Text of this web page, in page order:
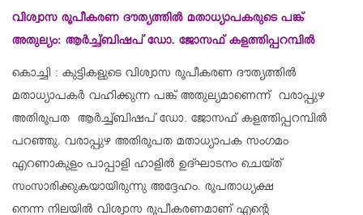
വിശ്വാസ രൂപീകരണ ദൗത്യത്തിൽ മതാധ്യാപകരുടെ പങ്ക്
അതുല്യം: ആർച്ച്ബിഷപ് ഡോ. ജോസഫ് കളത്തിപ്പറമ്പിൽ
കൊച്ചി : കുട്ടികളുടെ വിശ്വാസ രൂപീകരണ ദൗത്യത്തിൽ
മതാധ്യാപകർ വഹിക്കുന്ന പങ്ക് അതുല്യമാണെന്ന് വരാപ്പുഴ
അതിരൂപത ആർച്ച്ബിഷപ് ഡോ. ജോസഫ് കളത്തിപ്പറമ്പിൽ
പറഞ്ഞു. വരാപ്പുഴ അതിരൂപത മതാധ്യാപക സംഗമം
എറണാകുളം പാപ്പാളി ഹാളിൽ ഉദ്ഘാടനം ചെയ്ത്
സംസാരിക്കുകയായിരുന്നു അദ്ദേഹം. രൂപതാധ്യക്ഷ
നെന്ന നിലയിൽ വിശ്വാസ രൂപീകരണമാണ് എന്റെ